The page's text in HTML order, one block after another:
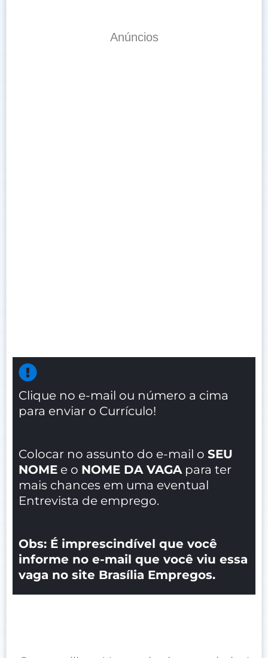
Anúncios
Clique no e-mail ou número a cima
para enviar o Currículo!
Colocar no assunto do e-mail o SEU
NOME e o NOME DA VAGA para ter
mais chances em uma eventual
Entrevista de emprego.
Obs: É imprescindível que você
informe no e-mail que você viu essa
vaga no site Brasília Empregos.